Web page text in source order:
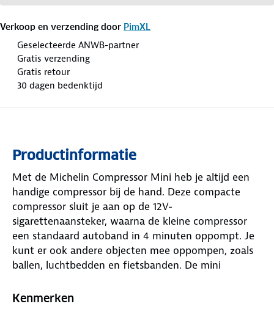
Verkoop en verzending door PimXL
Geselecteerde ANWB-partner
Gratis verzending
Gratis retour
30 dagen bedenktijd
Productinformatie
Met de Michelin Compressor Mini heb je altijd een
handige compressor bij de hand. Deze compacte
compressor sluit je aan op de 12V-
sigarettenaansteker, waarna de kleine compressor
een standaard autoband in 4 minuten oppompt. Je
kunt er ook andere objecten mee oppompen, zoals
ballen, luchtbedden en fietsbanden. De mini
druk kunt aflezen (0,05 tot 3,5 bar).
Kenmerken